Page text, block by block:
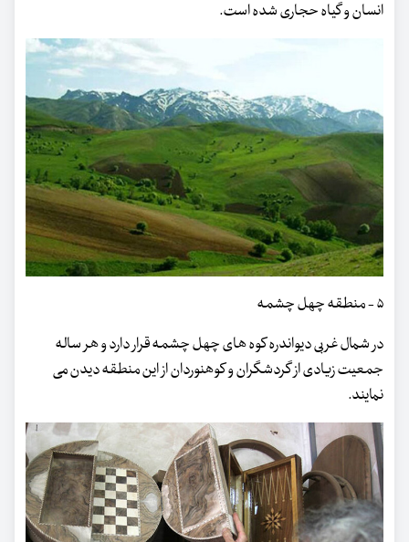
انسان و گیاه حجاری شده است.
۵ - منطقه چهل چشمه
در شمال غربی دیواندره کوه های چهل چشمه قرار دارد و هر ساله
جمعیت زیادی از گردشگران و کوهنوردان از این منطقه دیدن می
نمایند.